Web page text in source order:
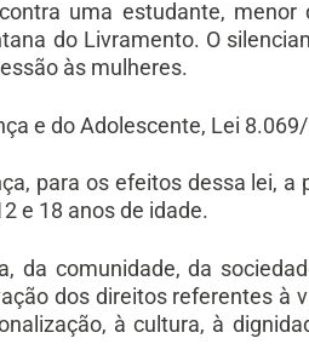
uma estudante, menor
do Livramento. O
às mulheres.
e do Adolescente, Lei
para os efeitos dessa lei,
e 18 anos de idade.
da comunidade, da
dos direitos referentes à
à cultura, à